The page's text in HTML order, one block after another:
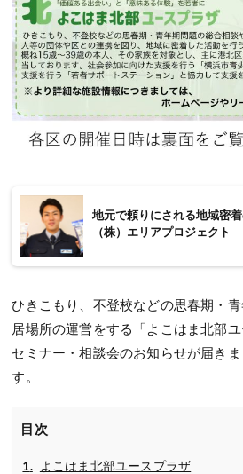
地元で頼りにされる地域密着
（株）エリアプロジェクト
ひきこもり、不登校などの思春期・
居場所の運営をする「よこはま北部ユ
セミナー・相談会のお知らせが届き
す。
目次
よこはま北部ユースプラザ